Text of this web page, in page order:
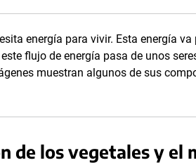
energía para vivir. Esta energía
flujo de energía pasa de unos
muestran algunos de sus
de los vegetales y el